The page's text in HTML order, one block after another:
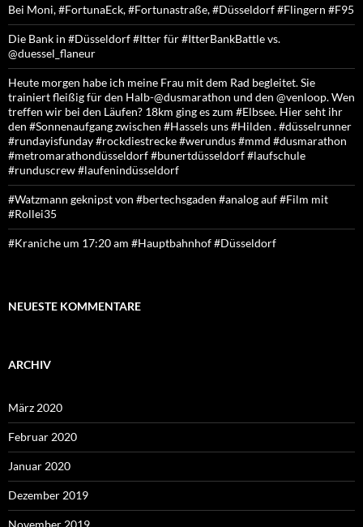
Bei Moni, #FortunaEck, #Fortunastraße, #Düsseldorf #Flingern #F95
Die Bank in #Düsseldorf #Itter für #ItterBankBattle vs.
@duessel_flaneur
Heute morgen habe ich meine Frau mit dem Rad begleitet. Sie
trainiert fleißig für den Halb-@dusmarathon und den @venloop. Wen
treffen wir bei den Läufen? 18km ging es zum #Elbsee. Hier seht ihr
den #Sonnenaufgang zwischen #Hassels uns #Hilden . #düsselrunner
#rundayisfunday #rockdiestrecke #werundus #mmd #dusmarathon
#metromarathondüsseldorf #bunertdüsseldorf #laufschule
#runduscrew #laufenindüsseldorf
#Watzmann geknipst von #bertechsgaden #analog auf #Film mit
#Rollei35
#Kraniche um 17:20 am #Hauptbahnhof #Düsseldorf
NEUESTE KOMMENTARE
ARCHIV
März 2020
Februar 2020
Januar 2020
Dezember 2019
November 2019